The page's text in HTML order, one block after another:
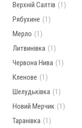
Верхній Салтів (1)
Рябухине (1)
Мерло (1)
Литвинівка (1)
Червона Нива (1)
Кленове (1)
Шелудьківка (1)
Новий Мерчик (1)
Таранівка (1)